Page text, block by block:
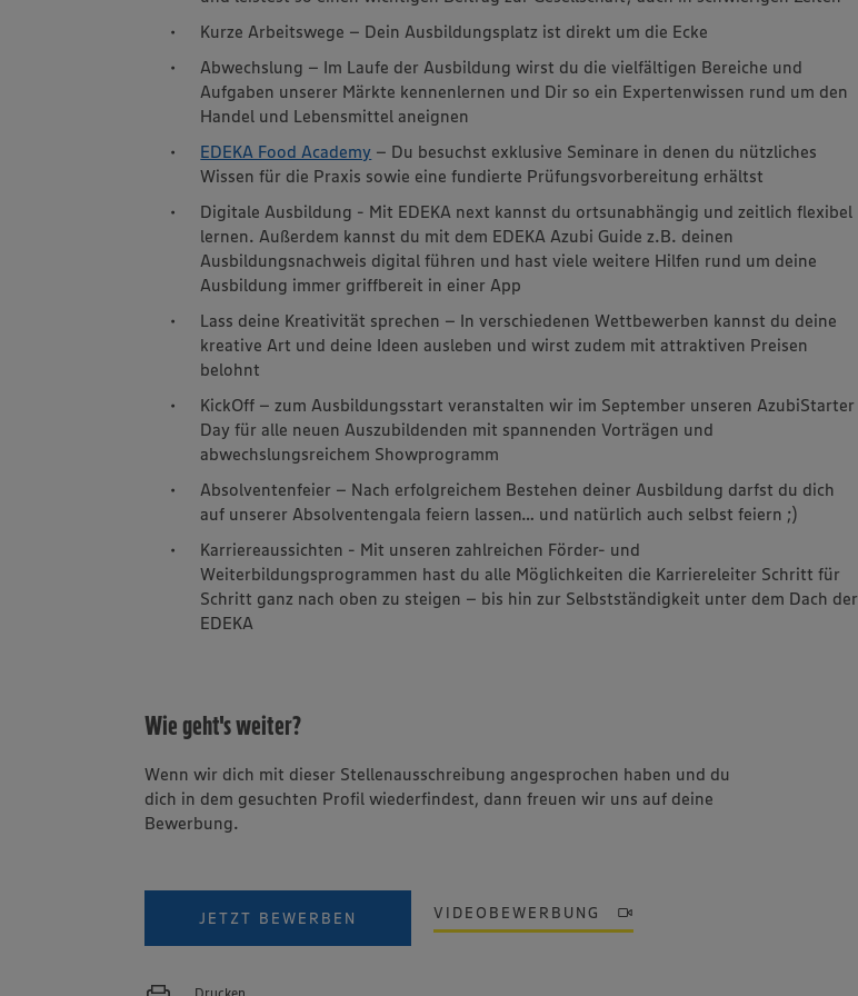
Kurze Arbeitswege – Dein Ausbildungsplatz ist direkt um die Ecke
Abwechslung – Im Laufe der Ausbildung wirst du die vielfältigen Bereiche und
Aufgaben unserer Märkte kennenlernen und Dir so ein Expertenwissen rund um den
Handel und Lebensmittel aneignen
EDEKA Food Academy – Du besuchst exklusive Seminare in denen du nützliches
Wissen für die Praxis sowie eine fundierte Prüfungsvorbereitung erhältst
Digitale Ausbildung - Mit EDEKA next kannst du ortsunabhängig und zeitlich flexibel
lernen. Außerdem kannst du mit dem EDEKA Azubi Guide z.B. deinen
Ausbildungsnachweis digital führen und hast viele weitere Hilfen rund um deine
Ausbildung immer griffbereit in einer App
Lass deine Kreativität sprechen – In verschiedenen Wettbewerben kannst du deine
kreative Art und deine Ideen ausleben und wirst zudem mit attraktiven Preisen
belohnt
KickOff – zum Ausbildungsstart veranstalten wir im September unseren AzubiStarter
Day für alle neuen Auszubildenden mit spannenden Vorträgen und
abwechslungsreichem Showprogramm
Absolventenfeier – Nach erfolgreichem Bestehen deiner Ausbildung darfst du dich
auf unserer Absolventengala feiern lassen… und natürlich auch selbst feiern ;)
Karriereaussichten - Mit unseren zahlreichen Förder- und
Weiterbildungsprogrammen hast du alle Möglichkeiten die Karriereleiter Schritt für
Schritt ganz nach oben zu steigen – bis hin zur Selbstständigkeit unter dem Dach der
EDEKA
Wie geht's weiter?
Wenn wir dich mit dieser Stellenausschreibung angesprochen haben und du
dich in dem gesuchten Profil wiederfindest, dann freuen wir uns auf deine
Bewerbung.
JETZT BEWERBEN VIDEOBEWERBUNG